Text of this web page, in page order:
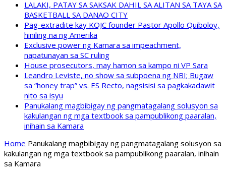
LALAKI, PATAY SA SAKSAK DAHIL SA ALITAN SA TAYA SA
BASKETBALL SA DANAO CITY
Pag-extradite kay KOJC founder Pastor Apollo Quiboloy,
hiniling na ng Amerika
Exclusive power ng Kamara sa impeachment,
napatunayan sa SC ruling
House prosecutors, may hamon sa kampo ni VP Sara
Leandro Leviste, no show sa subpoena ng NBI; Bugaw
sa “honey trap” vs. ES Recto, nagsisisi sa pagkakadawit
nito sa isyu
Panukalang magbibigay ng pangmatagalang solusyon sa
kakulangan ng mga textbook sa pampublikong paaralan,
inihain sa Kamara
Home Panukalang magbibigay ng pangmatagalang solusyon sa
kakulangan ng mga textbook sa pampublikong paaralan, inihain
sa Kamara